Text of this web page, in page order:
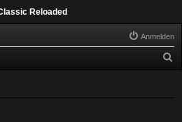
Reloaded
Anmelden